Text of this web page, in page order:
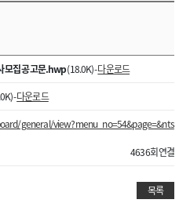
모집 공고문.hwp(18.0K) -다운로드
-다운로드
general/view?menu_no=54&page=&nts
4636회 연결
목록